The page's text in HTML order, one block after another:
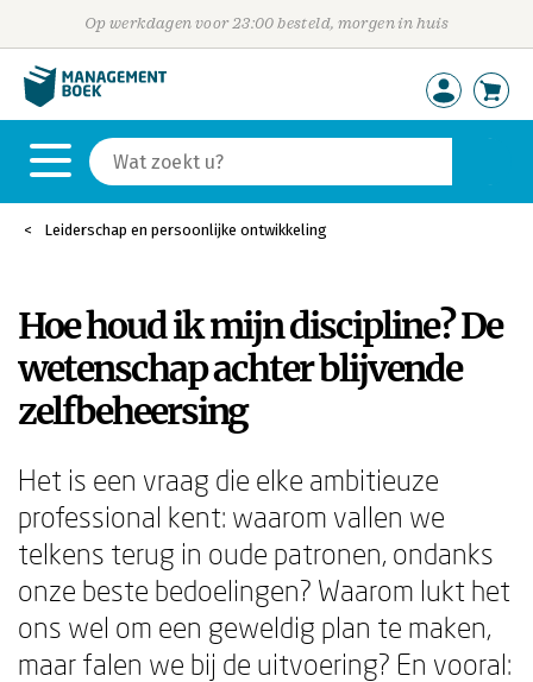
Op werkdagen voor 23:00 besteld, morgen in huis
Leiderschap en persoonlijke ontwikkeling
Hoe houd ik mijn discipline? De
wetenschap achter blijvende
zelfbeheersing
Het is een vraag die elke ambitieuze
professional kent: waarom vallen we
telkens terug in oude patronen, ondanks
onze beste bedoelingen? Waarom lukt het
ons wel om een geweldig plan te maken,
maar falen we bij de uitvoering? En vooral: